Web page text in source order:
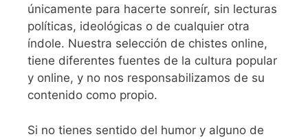
únicamente para hacerte sonreír, sin lecturas
políticas, ideológicas o de cualquier otra
índole. Nuestra selección de chistes online,
tiene diferentes fuentes de la cultura popular
y online, y no nos responsabilizamos de su
contenido como propio.
Si no tienes sentido del humor y alguno de